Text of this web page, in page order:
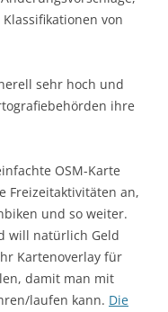
von
sehr hoch und
ihre
OSM-Karte
Freizeitaktivitäten an,
und so weiter.
will natürlich Geld
Kartenoverlay für
damit man mit
laufen kann. Die